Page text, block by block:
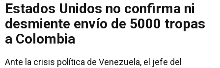
Estados Unidos no confirma ni
desmiente envío de 5000 tropas
a Colombia
Ante la crisis política de Venezuela, el jefe del